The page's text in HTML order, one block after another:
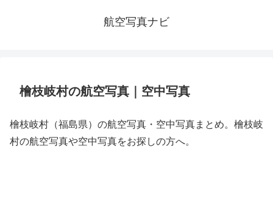
航空写真ナビ
檜枝岐村の航空写真｜空中写真
檜枝岐村（福島県）の航空写真・空中写真まとめ。檜枝岐
村の航空写真や空中写真をお探しの方へ。